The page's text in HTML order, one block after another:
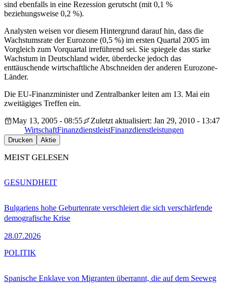
sind ebenfalls in eine Rezession gerutscht (mit 0,1 %
beziehungsweise 0,2 %).
Analysten weisen vor diesem Hintergrund darauf hin, dass die
Wachstumsrate der Eurozone (0,5 %) im ersten Quartal 2005 im
Vorgleich zum Vorquartal irreführend sei. Sie spiegele das starke
Wachstum in Deutschland wider, überdecke jedoch das
enttäuschende wirtschaftliche Abschneiden der anderen Eurozone-
Länder.
Die EU-Finanzminister und Zentralbanker leiten am 13. Mai ein
zweitägiges Treffen ein.
May 13, 2005 - 08:55
Zuletzt aktualisiert: Jan 29, 2010 - 13:47
WirtschaftFinanzdienstleistFinanzdienstleistungen
Drucken Aktie
MEIST GELESEN
Bulgariens hohe Geburtenrate verschleiert die sich verschärfende
demografische Krise
28.07.2026
GESUNDHEIT
Spanische Enklave von Migranten überrannt, die auf dem Seeweg
POLITIK